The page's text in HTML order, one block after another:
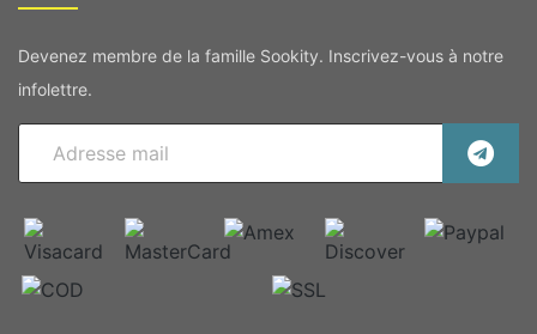
Devenez membre de la famille Sookity. Inscrivez-vous à notre
infolettre.